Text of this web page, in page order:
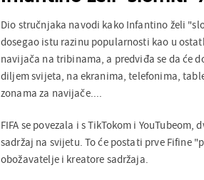
Dio stručnjaka navodi kako Infantino želi
dosegao istu razinu popularnosti kao u
navijača na tribinama, a predviđa se da će
diljem svijeta, na ekranima, telefonima,
zonama za navijače....
FIFA se povezala i s TikTokom i
sadržaj na svijetu. To će postati prve Fifine
obožavatelje i kreatore sadržaja.